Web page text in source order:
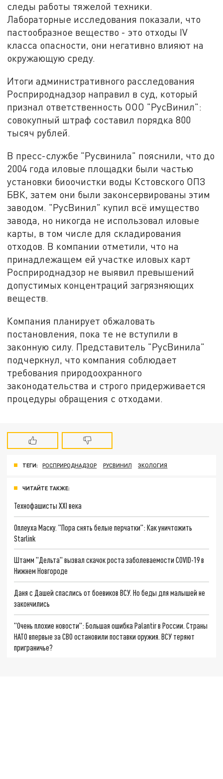
следы работы тяжелой техники.
Лабораторные исследования показали, что
пастообразное вещество - это отходы IV
класса опасности, они негативно влияют на
окружающую среду.
Итоги административного расследования
Росприроднадзор направил в суд, который
признал ответственность ООО "РусВинил":
совокупный штраф составил порядка 800
тысяч рублей.
В пресс-службе "Русвинила" пояснили, что до
2004 года иловые площадки были частью
установки биоочистки воды Кстовского ОПЗ
БВК, затем они были законсервированы этим
заводом. "РусВинил" купил всё имущество
завода, но никогда не использовал иловые
карты, в том числе для складирования
отходов. В компании отметили, что на
принадлежащем ей участке иловых карт
Росприроднадзор не выявил превышений
допустимых концентраций загрязняющих
веществ.
Компания планирует обжаловать
постановления, пока те не вступили в
законную силу. Представитель "РусВинила"
подчеркнул, что компания соблюдает
требования природоохранного
законодательства и строго придерживается
процедуры обращения с отходами.
ТЕГИ: РОСПРИРОДНАДЗОР РУСВИНИЛ ЭКОЛОГИЯ
ЧИТАЙТЕ ТАКЖЕ:
Технофашисты XXI века
Оплеуха Маску. "Пора снять белые перчатки": Как уничтожить
Starlink
Штамм "Дельта" вызвал скачок роста заболеваемости COVID-19 в
Нижнем Новгороде
Даня с Дашей спаслись от боевиков ВСУ. Но беды для малышей не
закончились
"Очень плохие новости": Большая ошибка Palantir в России. Страны
НАТО впервые за СВО остановили поставки оружия. ВСУ теряют
приграничье?